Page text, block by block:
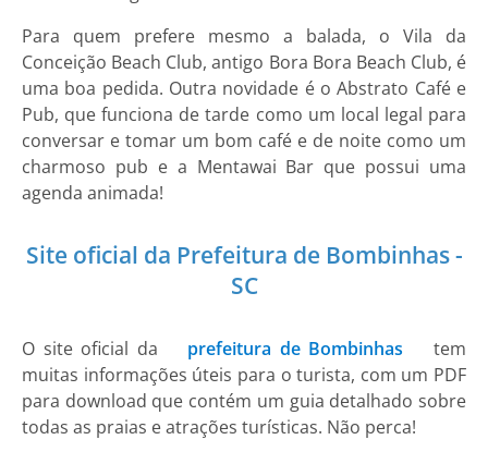
Para quem prefere mesmo a balada, o Vila da
Conceição Beach Club, antigo Bora Bora Beach Club, é
uma boa pedida. Outra novidade é o Abstrato Café e
Pub, que funciona de tarde como um local legal para
conversar e tomar um bom café e de noite como um
charmoso pub e a Mentawai Bar que possui uma
agenda animada!
Site oficial da Prefeitura de Bombinhas -
SC
O site oficial da prefeitura de Bombinhas
tem
muitas informações úteis para o turista, com um PDF
para download que contém um guia detalhado sobre
todas as praias e atrações turísticas. Não perca!